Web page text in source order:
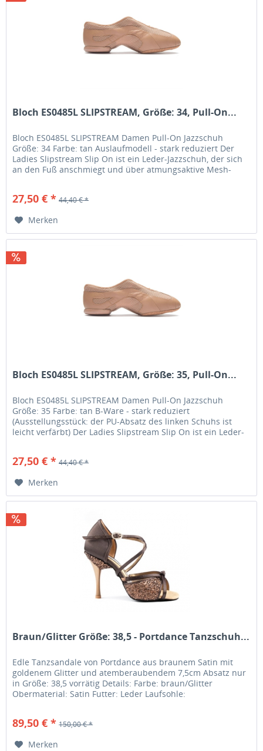
Bloch ES0485L SLIPSTREAM, Größe: 34, Pull-On...
Bloch ES0485L SLIPSTREAM Damen Pull-On Jazzschuh
Größe: 34 Farbe: tan Auslaufmodell - stark reduziert Der
Ladies Slipstream Slip On ist ein Leder-Jazzschuh, der sich
an den Fuß anschmiegt und über atmungsaktive Mesh-
27,50 € * 44,40 € *
Merken
Bloch ES0485L SLIPSTREAM, Größe: 35, Pull-On...
Bloch ES0485L SLIPSTREAM Damen Pull-On Jazzschuh
Größe: 35 Farbe: tan B-Ware - stark reduziert
(Ausstellungsstück: der PU-Absatz des linken Schuhs ist
leicht verfärbt) Der Ladies Slipstream Slip On ist ein Leder-
27,50 € * 44,40 € *
Merken
Braun/Glitter Größe: 38,5 - Portdance Tanzschuh...
Edle Tanzsandale von Portdance aus braunem Satin mit
goldenem Glitter und atemberaubendem 7,5cm Absatz nur
in Größe: 38,5 vorrätig Details: Farbe: braun/Glitter
Obermaterial: Satin Futter: Leder Laufsohle:
89,50 € * 150,00 € *
Merken